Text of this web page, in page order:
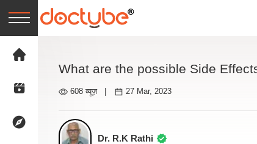
What are the possible Side
608 व्यूज़ 27 Mar, 2023
Dr. R.K Rathi